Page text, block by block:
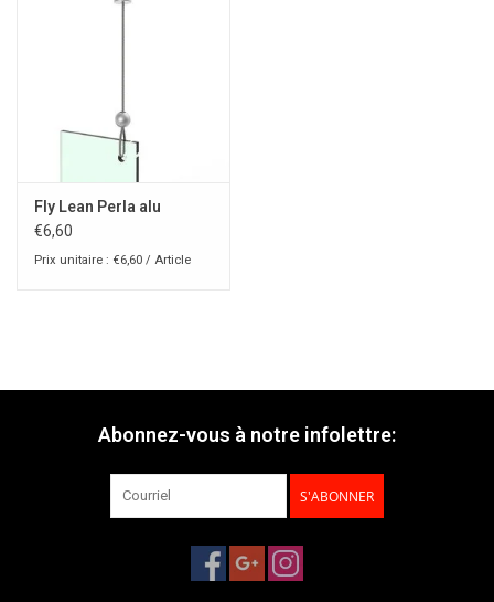
Fly Lean Perla alu
€6,60
Prix unitaire : €6,60 / Article
Abonnez-vous à notre infolettre:
S'ABONNER